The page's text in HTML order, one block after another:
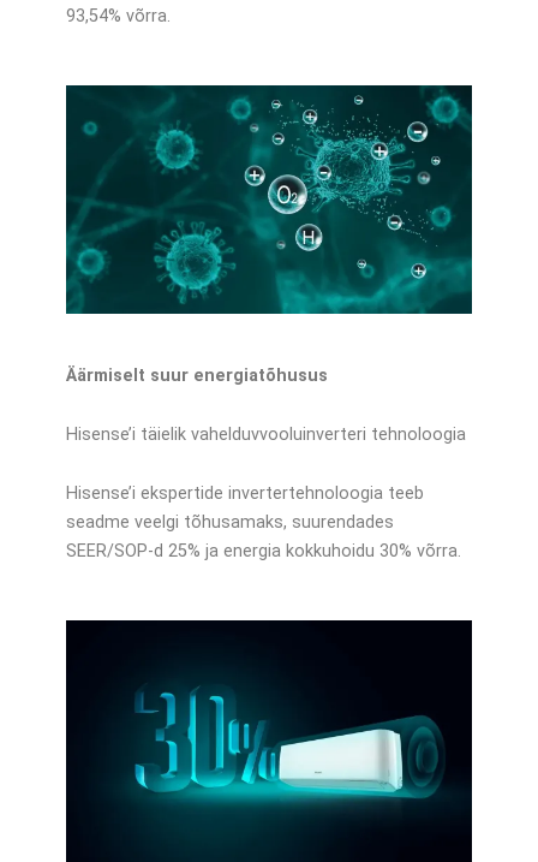
93,54% võrra.
Äärmiselt suur energiatõhusus
Hisense’i täielik vahelduvvooluinverteri tehnoloogia
Hisense’i ekspertide invertertehnoloogia teeb
seadme veelgi tõhusamaks, suurendades
SEER/SOP-d 25% ja energia kokkuhoidu 30% võrra.